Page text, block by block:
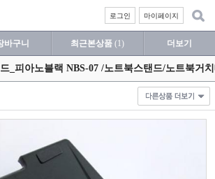
마이페이지
로그인
바구니 최근본상품 (1) 더보기
_피아노블랙 NBS-07 /노트북스탠드/노트북거